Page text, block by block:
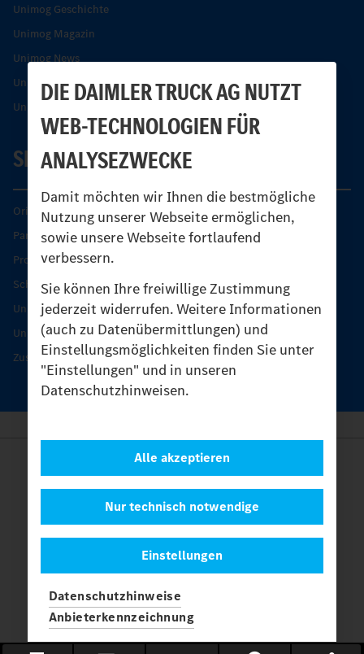
DIE DAIMLER TRUCK AG NUTZT
WEB-TECHNOLOGIEN FÜR
ANALYSEZWECKE
Damit möchten wir Ihnen die bestmögliche
Nutzung unserer Webseite ermöglichen,
sowie unsere Webseite fortlaufend
verbessern.
Sie können Ihre freiwillige Zustimmung
jederzeit widerrufen. Weitere Informationen
(auch zu Datenübermittlungen) und
Einstellungsmöglichkeiten finden Sie unter
"Einstellungen" und in unseren
Datenschutzhinweisen.
Einstellungen
Nur technisch notwendige
Alle akzeptieren
Datenschutzhinweise
Anbieterkennzeichnung
Unimog Geschichte
Unimog Magazin
Unimog News
Unimog Partner-Portal
Unimog Sicherheit
SERVICE
Original-Teile
Partner finden
Produkt-Highlights
Schutz und Werterhalt
Unimog Serviceangebot
Unimog Servicetage
Zusatzleistungen
Anbieter
Kontakt
Datenschutz
Einstellungen
© 2026 Daimler Truck AG. Alle Rechte vorbehalten.
Mercedes-Benz sind Marken der